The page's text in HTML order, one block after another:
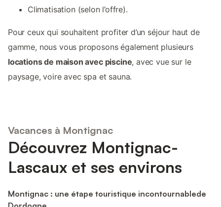
Climatisation (selon l’offre).
Pour ceux qui souhaitent profiter d’un séjour haut de
gamme, nous vous proposons également plusieurs
locations de maison avec piscine, avec vue sur le
paysage, voire avec spa et sauna.
Vacances à Montignac
Découvrez Montignac-
Lascaux et ses environs
Montignac : une étape touristique incontournablede